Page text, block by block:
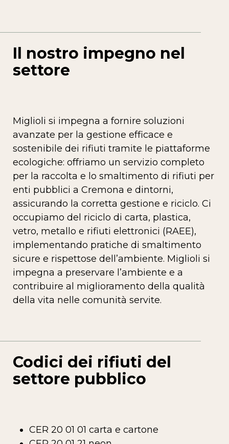
Il nostro impegno nel
settore
Miglioli si impegna a fornire soluzioni
avanzate per la gestione efficace e
sostenibile dei rifiuti tramite le piattaforme
ecologiche: offriamo un servizio completo
per la raccolta e lo smaltimento di rifiuti per
enti pubblici a Cremona e dintorni,
assicurando la corretta gestione e riciclo. Ci
occupiamo del riciclo di carta, plastica,
vetro, metallo e rifiuti elettronici (RAEE),
implementando pratiche di smaltimento
sicure e rispettose dell’ambiente. Miglioli si
impegna a preservare l’ambiente e a
contribuire al miglioramento della qualità
della vita nelle comunità servite.
Codici dei rifiuti del
settore pubblico
CER 20 01 01 carta e cartone